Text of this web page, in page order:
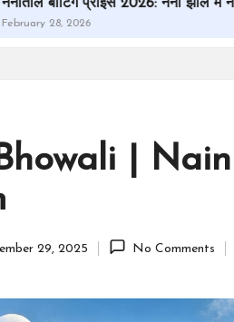
प्राइस 2026: नैनी झील में नौका विहार
|
29, 2025 No Comments